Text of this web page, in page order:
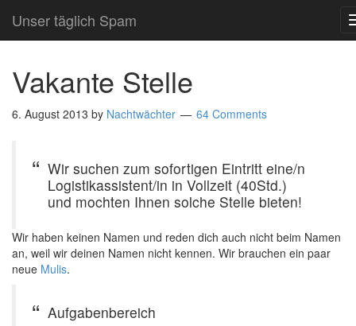
Unser täglich Spam
Vakante Stelle
6. August 2013 by Nachtwächter 64 Comments
Wir suchen zum sofortigen Eintritt eine/n
Logistikassistent/in in Vollzeit (40Std.)
und mochten Ihnen solche Stelle bieten!
Wir haben keinen Namen und reden dich auch nicht beim Namen
an, weil wir deinen Namen nicht kennen. Wir brauchen ein paar
neue Mulis.
Aufgabenbereich